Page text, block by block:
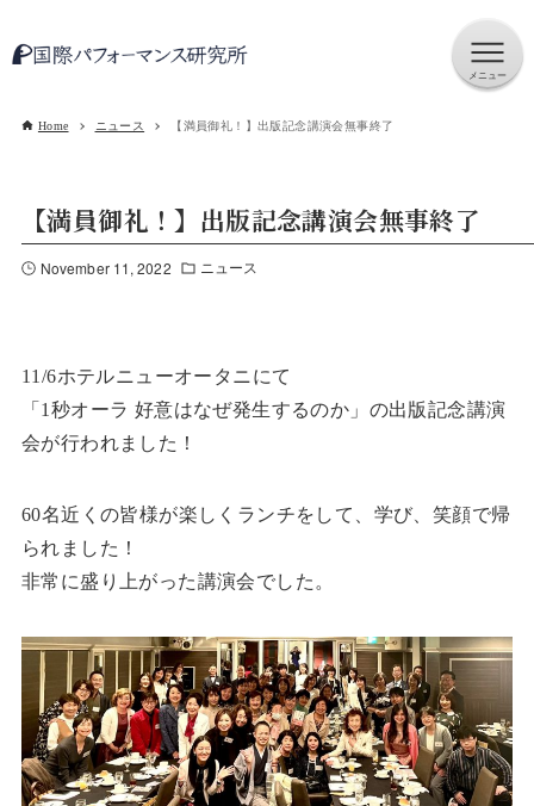
Home ニュース 【満員御礼！】出版記念講演会無事終了
【満員御礼！】出版記念講演会無事終了
November 11, 2022 ニュース
11/6ホテルニューオータニにて
「1秒オーラ 好意はなぜ発生するのか」の出版記念講演
会が行われました！
60名近くの皆様が楽しくランチをして、学び、笑顔で帰
られました！
非常に盛り上がった講演会でした。